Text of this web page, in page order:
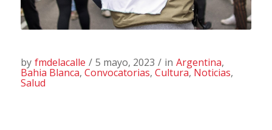
by fmdelacalle / 5 mayo, 2023 / in Argentina,
Bahia Blanca, Convocatorias, Cultura, Noticias,
Salud